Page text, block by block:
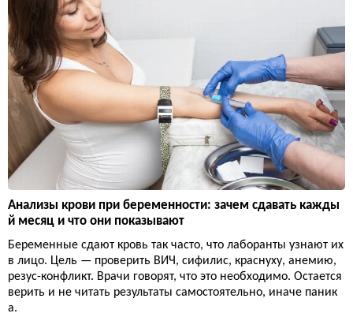
Анализы крови при беременности: зачем сдавать кажды
й месяц и что они показывают
Беременные сдают кровь так часто, что лаборанты узнают их
в лицо. Цель — проверить ВИЧ, сифилис, краснуху, анемию,
резус-конфликт. Врачи говорят, что это необходимо. Остается
верить и не читать результаты самостоятельно, иначе паник
а.